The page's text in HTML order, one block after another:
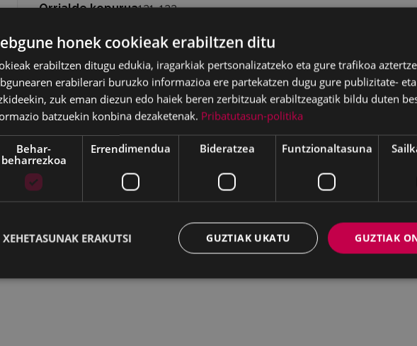
Orrialde kopurua121-122
Deskargatu
— PDF document, 152 KB (156613 bytes)
honek cookieak erabiltzen ditu
erabiltzen ditugu edukia, iragarkiak pertsonalizatzeko eta gure trafikoa
erabilerari buruzko informazioa ere partekatzen dugu gure publizitate-
zuk eman diezun edo haiek beren zerbitzuak erabiltzeagatik bildu duten
batzuekin konbina dezaketenak. Pribatutasun-politika
Behar-
beharrezkoa
Errendimendua Bideratzea Funtzionaltasuna
GUZTIAK
GUZTIAK UKATU
XEHETASUNAK ERAKUTSI